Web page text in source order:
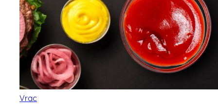
Vrac